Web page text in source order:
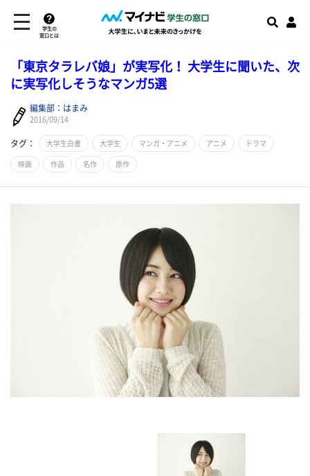
学生の
窓口とは
「東京タラレバ娘」が実写化！ 大学生に聞いた、次
に実写化しそうなマンガ5選
編集部：はまみ
2016/09/14
タグ： 大学生白書 大学生 マンガ・アニメ アニメ ドラマ
映画 作品 名作 原作